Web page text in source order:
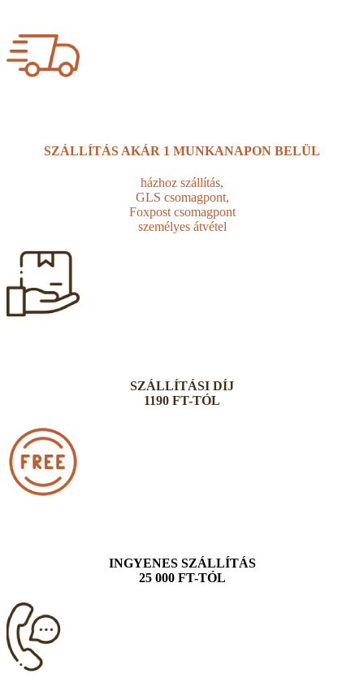
SZÁLLÍTÁS AKÁR 1 MUNKANAPON BELÜL
házhoz szállítás,
GLS csomagpont,
Foxpost csomagpont
személyes átvétel
SZÁLLÍTÁSI DÍJ
1190 FT-TÓL
INGYENES SZÁLLÍTÁS
25 000 FT-TÓL